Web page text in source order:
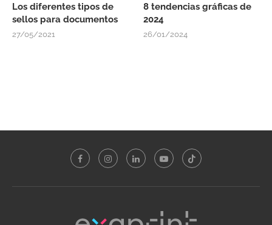
Los diferentes tipos de
sellos para documentos
27/05/2021
8 tendencias gráficas de
2024
26/01/2024